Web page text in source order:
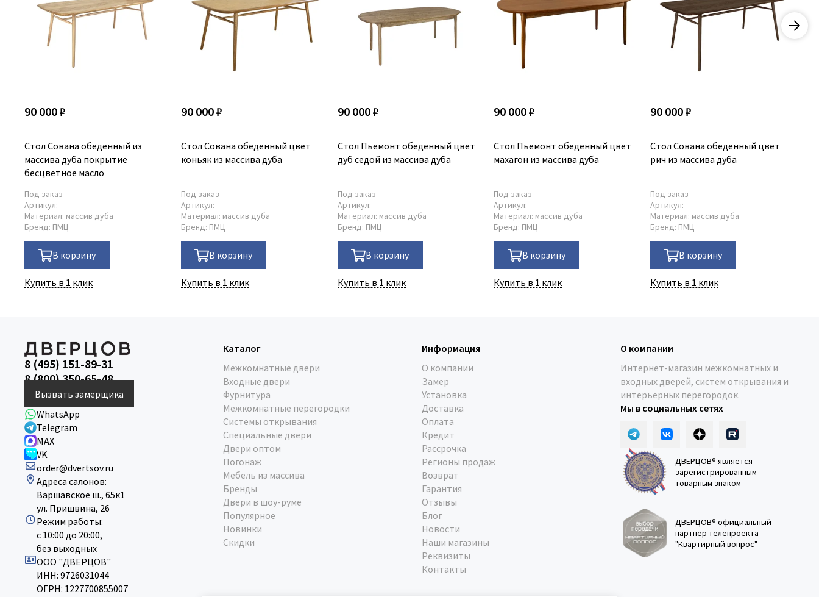
90 000 ₽
Стол Сована обеденный из
массива дуба покрытие
бесцветное масло
Под заказ
Артикул:
Материал: массив дуба
Бренд: ПМЦ
В корзину
Купить в 1 клик
90 000 ₽
Стол Сована обеденный цвет
коньяк из массива дуба
Под заказ
Артикул:
Материал: массив дуба
Бренд: ПМЦ
В корзину
Купить в 1 клик
90 000 ₽
Стол Пьемонт обеденный цвет
дуб седой из массива дуба
Под заказ
Артикул:
Материал: массив дуба
Бренд: ПМЦ
В корзину
Купить в 1 клик
90 000 ₽
Стол Пьемонт обеденный цвет
махагон из массива дуба
Под заказ
Артикул:
Материал: массив дуба
Бренд: ПМЦ
В корзину
Купить в 1 клик
90 000 ₽
Стол Сована обеденный цвет
рич из массива дуба
Под заказ
Артикул:
Материал: массив дуба
Бренд: ПМЦ
В корзину
Купить в 1 клик
8 (495) 151-89-31
8 (800) 350-65-48
Вызвать замерщика
WhatsApp
Telegram
MAX
VK
order@dvertsov.ru
Адреса салонов:
Варшавское ш., 65к1
ул. Пришвина, 26
Режим работы:
с 10:00 до 20:00,
без выходных
ООО "ДВЕРЦОВ"
ИНН: 9726031044
ОГРН: 1227700855007
Каталог
Межкомнатные двери
Входные двери
Фурнитура
Межкомнатные перегородки
Системы открывания
Специальные двери
Двери оптом
Погонаж
Мебель из массива
Бренды
Двери в шоу-руме
Популярное
Новинки
Скидки
Информация
О компании
Замер
Установка
Доставка
Оплата
Кредит
Рассрочка
Регионы продаж
Возврат
Гарантия
Отзывы
Блог
Новости
Наши магазины
Реквизиты
Контакты
О компании
Интернет-магазин межкомнатных и
входных дверей, систем открывания и
интерьерных перегородок.
Мы в социальных сетях
ДВЕРЦОВ® является
зарегистрированным
товарным знаком
ДВЕРЦОВ® официальный
партнёр телепроекта
"Квартирный вопрос"